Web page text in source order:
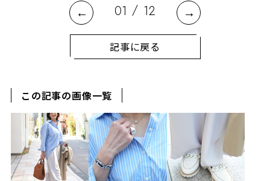
01 / 12
記事に戻る
この記事の画像一覧